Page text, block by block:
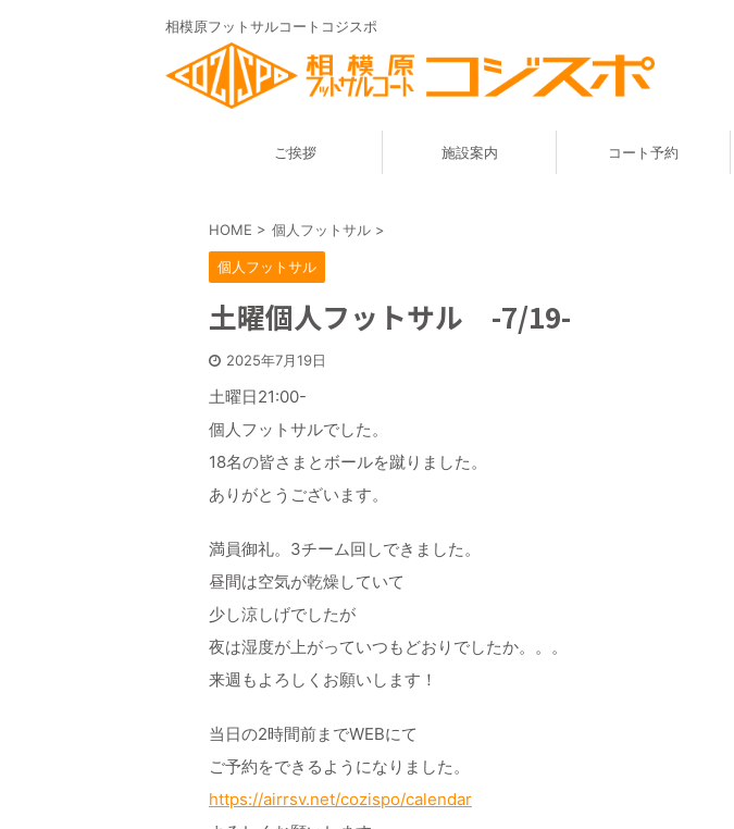
相模原フットサルコートコジスポ
ご挨拶 施設案内 コート予約
HOME > 個人フットサル >
個人フットサル
土曜個人フットサル -7/19-
2025年7月19日
土曜日21:00-
個人フットサルでした。
18名の皆さまとボールを蹴りました。
ありがとうございます。
満員御礼。3チーム回しできました。
昼間は空気が乾燥していて
少し涼しげでしたが
夜は湿度が上がっていつもどおりでしたか。。。
来週もよろしくお願いします！
当日の2時間前までWEBにて
ご予約をできるようになりました。
https://airrsv.net/cozispo/calendar